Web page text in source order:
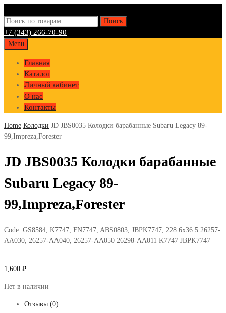
Искать: Поиск
+7 (343) 266-70-90
Skip
content
Menu
Главная
Каталог
Личный кабинет
О нас
Контакты
Home Колодки JD JBS0035 Колодки барабанные Subaru Legacy 89-
99,Impreza,Forester
JD JBS0035 Колодки барабанные
Subaru Legacy 89-
99,Impreza,Forester
Code: GS8584, K7747, FN7747, ABS0803, JBPK7747, 228.6x36.5 26257-
AA030, 26257-AA040, 26257-AA050 26298-AA011 K7747 JBPK7747
1,600 ₽
Нет в наличии
Отзывы (0)